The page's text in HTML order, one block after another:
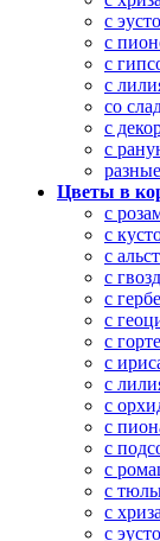
с
с
с
с
со
с
с
разные
Цветы в
с
с
с
с
с
с
с
с
с
с
с
с
с
с
с
с